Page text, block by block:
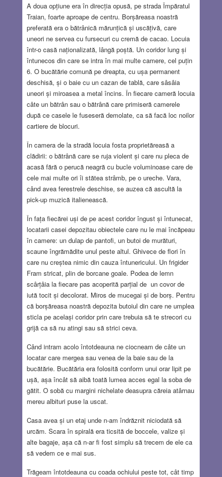
A doua opțiune era în direcția opusă, pe strada Împăratul
Traian, foarte aproape de centru. Borșăreasa noastră
preferată era o bătrânică mărunțică și uscățivă, care
uneori ne servea cu fursecuri cu cremă de cacao. Locuia
într-o casă naționalizată, lângă poștă. Un coridor lung și
întunecos din care se intra în mai multe camere, cel puțin
6. O bucătărie comună pe dreapta, cu ușa permanent
deschisă, și o baie cu un cazan de tablă, care sâsâia
uneori și miroasea a metal încins. În fiecare cameră locuia
câte un bătrân sau o bătrână care primiseră camerele
după ce casele le fuseseră demolate, ca să facă loc noilor
cartiere de blocuri.
În camera de la stradă locuia fosta proprietăreasă a
clădirii: o bătrână care se ruja violent și care nu pleca de
acasă fără o perucă neagră cu bucle voluminoase care de
cele mai multe ori îi stătea strâmb, pe o ureche. Vara,
când avea ferestrele deschise, se auzea că ascultă la
pick-up muzică italienească.
În fața fiecărei uși de pe acest coridor îngust și întunecat,
locatarii casei depozitau obiectele care nu le mai încăpeau
în camere: un dulap de pantofi, un butoi de murături,
scaune îngrămădite unul peste altul. Ghivece de flori în
care nu creștea nimic din cauza întunericului. Un frigider
Fram stricat, plin de borcane goale. Podea de lemn
scârțâia la fiecare pas acoperită parțial de un covor de
iută tocit și decolorat. Miros de mucegai și de borș. Pentru
că borșăreasa noastră depozita butoiul din care ne umplea
sticla pe același coridor prin care trebuia să te strecori cu
grijă ca să nu atingi sau să strici ceva.
Când intram acolo întotdeauna ne ciocneam de câte un
locatar care mergea sau venea de la baie sau de la
bucătărie. Bucătăria era folosită conform unui orar lipit pe
ușă, așa încât să aibă toată lumea acces egal la soba de
gătit. O sobă cu margini nichelate deasupra căreia atârnau
mereu albituri puse la uscat.
Casa avea și un etaj unde n-am îndrăznit niciodată să
urcăm. Scara în spirală era ticsită de boccele, valize și
alte bagaje, așa că n-ar fi fost simplu să trecem de ele ca
să vedem ce e mai sus.
Trăgeam întotdeauna cu coada ochiului peste tot, cât timp